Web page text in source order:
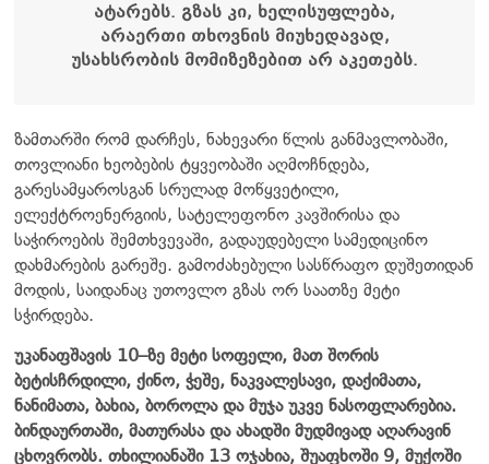
ატარებს. გზას კი, ხელისუფლება,
არაერთი თხოვნის მიუხედავად,
უსახსრობის მომიზეზებით არ აკეთებს.
ზამთარში რომ დარჩეს, ნახევარი წლის განმავლობაში,
თოვლიანი ხეობების ტყვეობაში აღმოჩნდება,
გარესამყაროსგან სრულად მოწყვეტილი,
ელექტროენერგიის, სატელეფონო კავშირისა და
საჭიროების შემთხვევაში, გადაუდებელი სამედიცინო
დახმარების გარეშე. გამოძახებული სასწრაფო დუშეთიდან
მოდის, საიდანაც უთოვლო გზას ორ საათზე მეტი
სჭირდება.
უკანაფშავის 10–ზე მეტი სოფელი, მათ შორის
ბეტისჩრდილი, ქინო, ჭეშე, ნაკვალესავი, დაქიმათა,
ნანიმათა, ბახია, ბოროლა და მუჯა უკვე ნასოფლარებია.
ბინდაურთაში, მათურასა და ახადში მუდმივად აღარავინ
ცხოვრობს. თხილიანაში 13 ოჯახია, შუაფხოში 9, მუქოში